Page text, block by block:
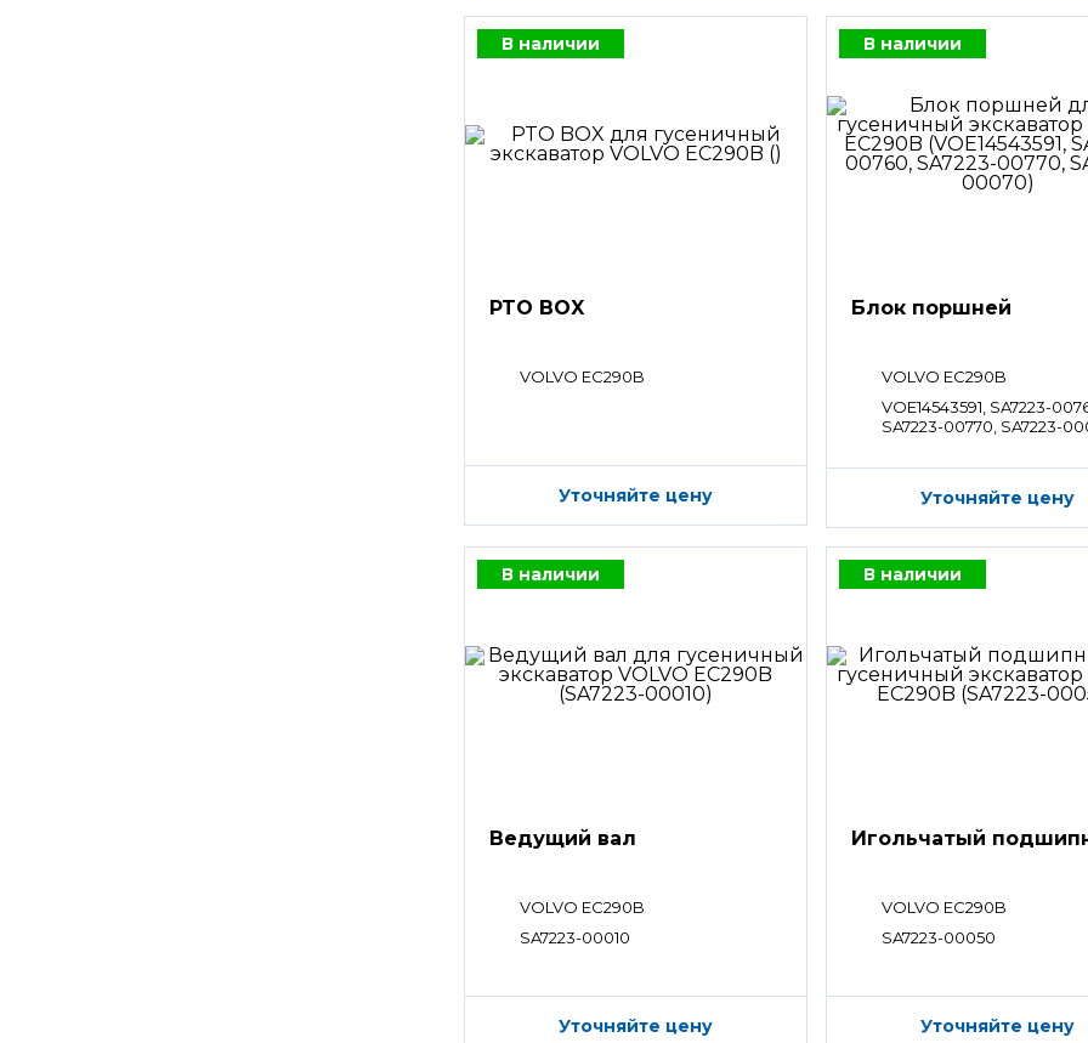
В наличии
PTO BOX
VOLVO EC290B
Уточняйте цену
В наличии
Блок поршней
VOLVO EC290B
VOE14543591, SA7223-
SA7223-00770, SA7223-
Уточняйте цену
В наличии
Ведущий вал
VOLVO EC290B
SA7223-00010
Уточняйте цену
В наличии
Игольчатый
VOLVO EC290B
SA7223-00050
Уточняйте цену